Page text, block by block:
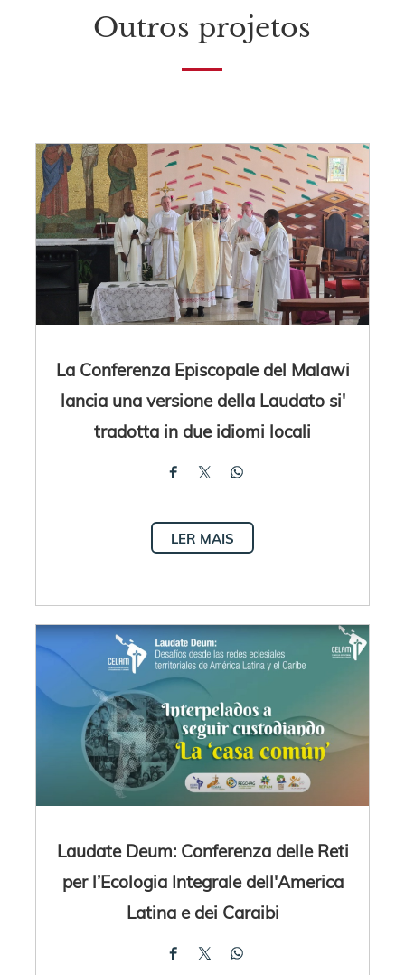
Outros projetos
La Conferenza Episcopale del Malawi
lancia una versione della Laudato si'
tradotta in due idiomi locali
LER MAIS
Laudate Deum: Conferenza delle Reti
per l’Ecologia Integrale dell'America
Latina e dei Caraibi